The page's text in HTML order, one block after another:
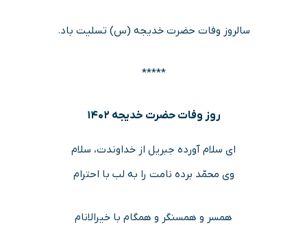
سالروز وفات حضرت خدیجه (س) تسلیت باد.
*****
روز وفات حضرت خدیجه ۱۴۰۲
ای سلام آورده جبریل از خداوندت، سلام
وی محمّد برده نامت را به لب با احترام
همسر و همسنگر و همگام با خیرالانام